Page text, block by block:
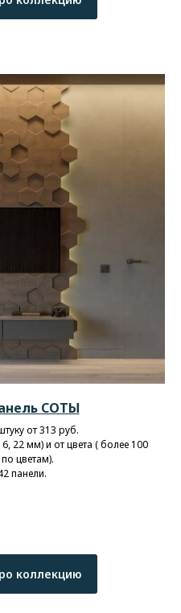
СОТЫ
от 313 руб.
22 мм) и от цвета ( более 100
цветам).
панели.
коллекцию